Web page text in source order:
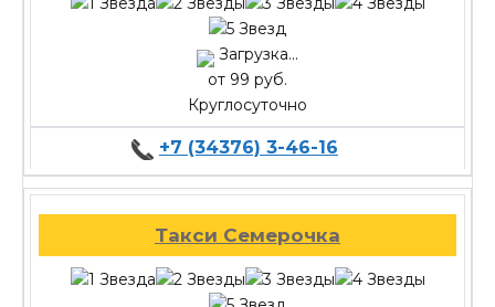
Загрузка...
от 99 руб.
Круглосуточно
+7 (34376) 3-46-16
Такси Семерочка